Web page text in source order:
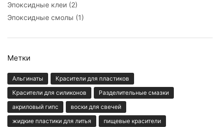
Эпоксидные клеи (2)
Эпоксидные смолы (1)
Метки
Альгинаты
Красители для пластиков
Красители для силиконов
Разделительные смазки
акриловый гипс
воски для свечей
жидкие пластики для литья
пищевые красители